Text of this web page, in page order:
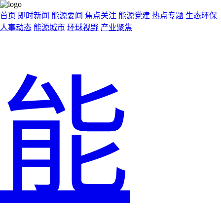
首页 即时新闻 能源要闻 焦点关注 能源党建 热点专题 生态环保
人事动态 能源城市 环球视野 产业聚焦
能